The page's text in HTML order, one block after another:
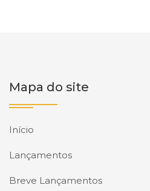
Mapa do site
Início
Lançamentos
Breve Lançamentos